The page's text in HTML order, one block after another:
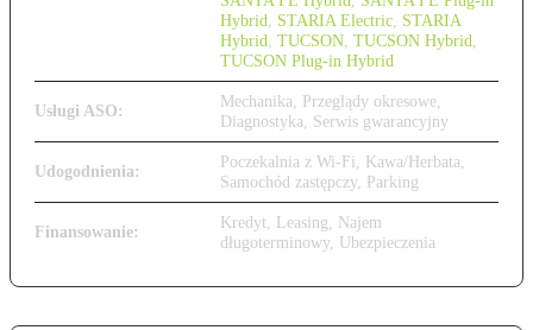
Hybrid
STARIA Electric STARIA
Hybrid TUCSON TUCSON Hybrid
TUCSON Plug-in Hybrid
Usługi ASO:
Mechanika, Przeglądy okresowe,
Diagnostyka, Serwis gwarancyjny
Udogodnienia:
Poczekalnia z Wi-Fi, Kawa/Herbata,
Samochód zastępczy, Parking
Finansowanie:
Kredyt, Leasing, Najem
długoterminowy, Ubezpieczenia